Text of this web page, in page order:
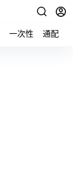
一次性 通配